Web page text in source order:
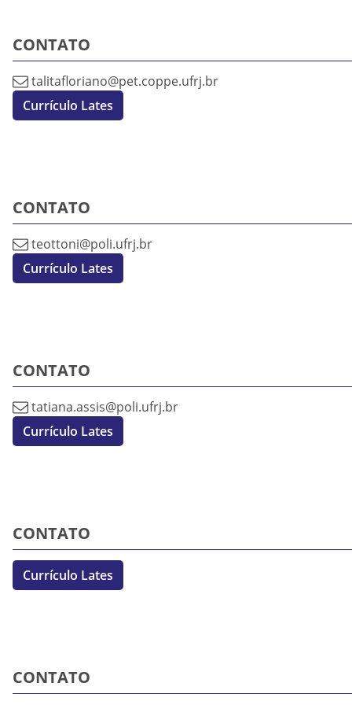
CONTATO
talitafloriano@pet.coppe.ufrj.br
Currículo Lates
CONTATO
teottoni@poli.ufrj.br
Currículo Lates
CONTATO
tatiana.assis@poli.ufrj.br
Currículo Lates
CONTATO
Currículo Lates
CONTATO